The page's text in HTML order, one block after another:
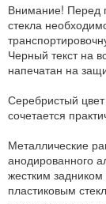
Внимание! Перед
стекла
Черный текст на
напечатан на
Серебристый
сочетается
Металлические
анодированного
жестким
пластиковым